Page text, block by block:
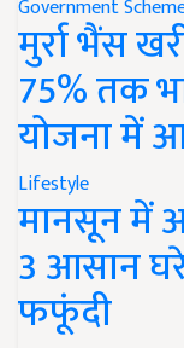
Government
मुर्रा भैंस
75% तक
योजना में
Lifestyle
मानसून में
3 आसान
फफूंदी